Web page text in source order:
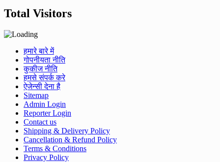
Total Visitors
हमारे बारे में
गोपनीयता नीति
कुकीज नीति
हमसे संपर्क करे
ऐजेन्सी देना है
Sitemap
Admin Login
Reporter Login
Contact us
Shipping & Delivery Policy
Cancellation & Refund Policy
Terms & Conditions
Privacy Policy